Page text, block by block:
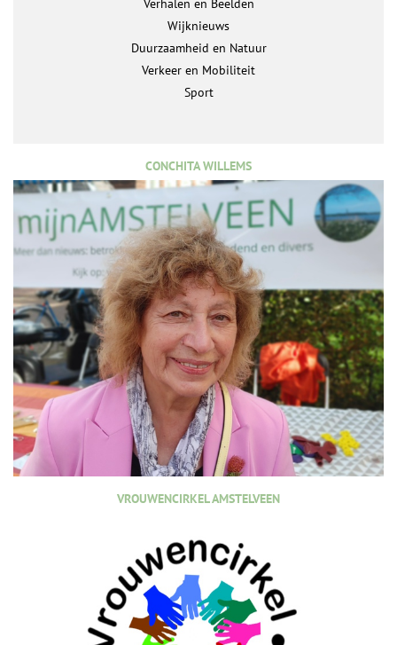
Verhalen en Beelden
Wijknieuws
Duurzaamheid en Natuur
Verkeer en Mobiliteit
Sport
CONCHITA WILLEMS
VROUWENCIRKEL AMSTELVEEN